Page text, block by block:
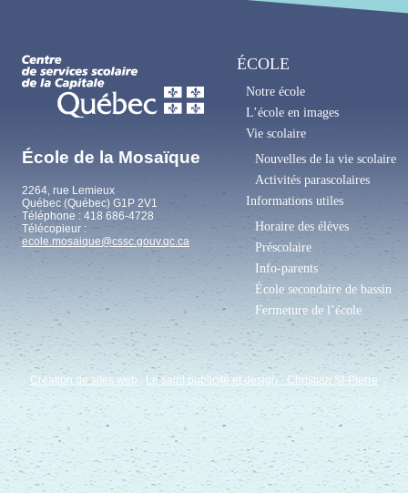
École de la Mosaïque
2264, rue Lemieux
Québec (Québec) G1P 2V1
Téléphone : 418 686-4728
Télécopieur :
ecole.mosaique@cssc.gouv.qc.ca
ÉCOLE
Notre école
L’école en images
Vie scolaire
Nouvelles de la vie scolaire
Activités parascolaires
Informations utiles
Horaire des élèves
Préscolaire
Info-parents
École secondaire de bassin
Fermeture de l’école
Création de sites web : Le saint publicité et design - Christian St-Pierre